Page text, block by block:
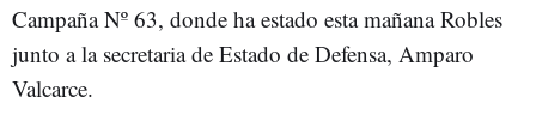
Campaña Nº 63, donde ha estado esta mañana Robles
junto a la secretaria de Estado de Defensa, Amparo
Valcarce.